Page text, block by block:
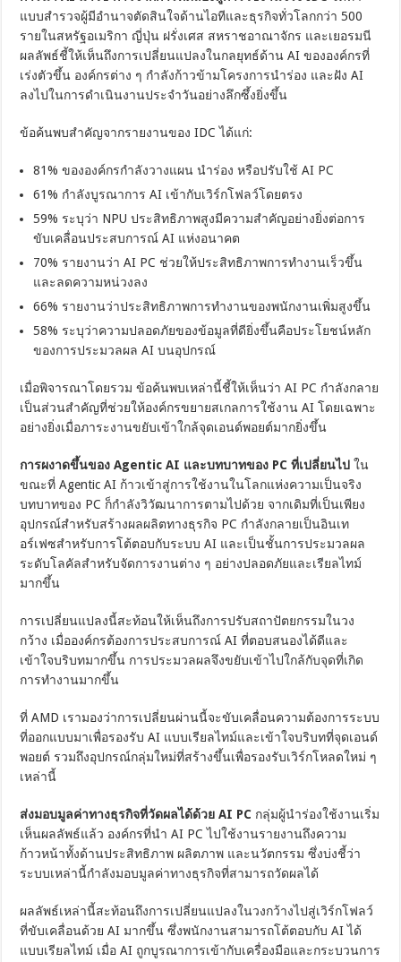
แบบสำรวจผู้มีอำนาจตัดสินใจด้านไอทีและธุรกิจทั่วโลกกว่า 500
รายในสหรัฐอเมริกา ญี่ปุ่น ฝรั่งเศส สหราชอาณาจักร และเยอรมนี
ผลลัพธ์ชี้ให้เห็นถึงการเปลี่ยนแปลงในกลยุทธ์ด้าน AI ขององค์กรที่
เร่งตัวขึ้น องค์กรต่าง ๆ กำลังก้าวข้ามโครงการนำร่อง และฝัง AI
ลงไปในการดำเนินงานประจำวันอย่างลึกซึ้งยิ่งขึ้น
ข้อค้นพบสำคัญจากรายงานของ IDC ได้แก่:
81% ขององค์กรกำลังวางแผน นำร่อง หรือปรับใช้ AI PC
61% กำลังบูรณาการ AI เข้ากับเวิร์กโฟลว์โดยตรง
59% ระบุว่า NPU ประสิทธิภาพสูงมีความสำคัญอย่างยิ่งต่อการ
ขับเคลื่อนประสบการณ์ AI แห่งอนาคต
70% รายงานว่า AI PC ช่วยให้ประสิทธิภาพการทำงานเร็วขึ้น
และลดความหน่วงลง
66% รายงานว่าประสิทธิภาพการทำงานของพนักงานเพิ่มสูงขึ้น
58% ระบุว่าความปลอดภัยของข้อมูลที่ดียิ่งขึ้นคือประโยชน์หลัก
ของการประมวลผล AI บนอุปกรณ์
เมื่อพิจารณาโดยรวม ข้อค้นพบเหล่านี้ชี้ให้เห็นว่า AI PC กำลังกลาย
เป็นส่วนสำคัญที่ช่วยให้องค์กรขยายสเกลการใช้งาน AI โดยเฉพาะ
อย่างยิ่งเมื่อภาระงานขยับเข้าใกล้จุดเอนด์พอยต์มากยิ่งขึ้น
การผงาดขึ้นของ Agentic AI และบทบาทของ PC ที่เปลี่ยนไป ใน
ขณะที่ Agentic AI ก้าวเข้าสู่การใช้งานในโลกแห่งความเป็นจริง
บทบาทของ PC ก็กำลังวิวัฒนาการตามไปด้วย จากเดิมที่เป็นเพียง
อุปกรณ์สำหรับสร้างผลผลิตทางธุรกิจ PC กำลังกลายเป็นอินเท
อร์เฟซสำหรับการโต้ตอบกับระบบ AI และเป็นชั้นการประมวลผล
ระดับโลคัลสำหรับจัดการงานต่าง ๆ อย่างปลอดภัยและเรียลไทม์
มากขึ้น
การเปลี่ยนแปลงนี้สะท้อนให้เห็นถึงการปรับสถาปัตยกรรมในวง
กว้าง เมื่อองค์กรต้องการประสบการณ์ AI ที่ตอบสนองได้ดีและ
เข้าใจบริบทมากขึ้น การประมวลผลจึงขยับเข้าไปใกล้กับจุดที่เกิด
การทำงานมากขึ้น
ที่ AMD เรามองว่าการเปลี่ยนผ่านนี้จะขับเคลื่อนความต้องการระบบ
ที่ออกแบบมาเพื่อรองรับ AI แบบเรียลไทม์และเข้าใจบริบทที่จุดเอนด์
พอยต์ รวมถึงอุปกรณ์กลุ่มใหม่ที่สร้างขึ้นเพื่อรองรับเวิร์กโหลดใหม่ ๆ
เหล่านี้
ส่งมอบมูลค่าทางธุรกิจที่วัดผลได้ด้วย AI PC กลุ่มผู้นำร่องใช้งานเริ่ม
เห็นผลลัพธ์แล้ว องค์กรที่นำ AI PC ไปใช้งานรายงานถึงความ
ก้าวหน้าทั้งด้านประสิทธิภาพ ผลิตภาพ และนวัตกรรม ซึ่งบ่งชี้ว่า
ระบบเหล่านี้กำลังมอบมูลค่าทางธุรกิจที่สามารถวัดผลได้
ผลลัพธ์เหล่านี้สะท้อนถึงการเปลี่ยนแปลงในวงกว้างไปสู่เวิร์กโฟลว์
ที่ขับเคลื่อนด้วย AI มากขึ้น ซึ่งพนักงานสามารถโต้ตอบกับ AI ได้
แบบเรียลไทม์ เมื่อ AI ถูกบูรณาการเข้ากับเครื่องมือและกระบวนการ